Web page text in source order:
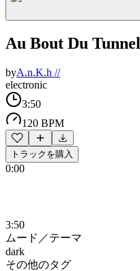
Au Bout Du Tunnel
byA.n.K.h //
electronic
3:50
120 BPM
トラックを購入
0:00
3:50
ムード／テーマ
dark
その他のタグ